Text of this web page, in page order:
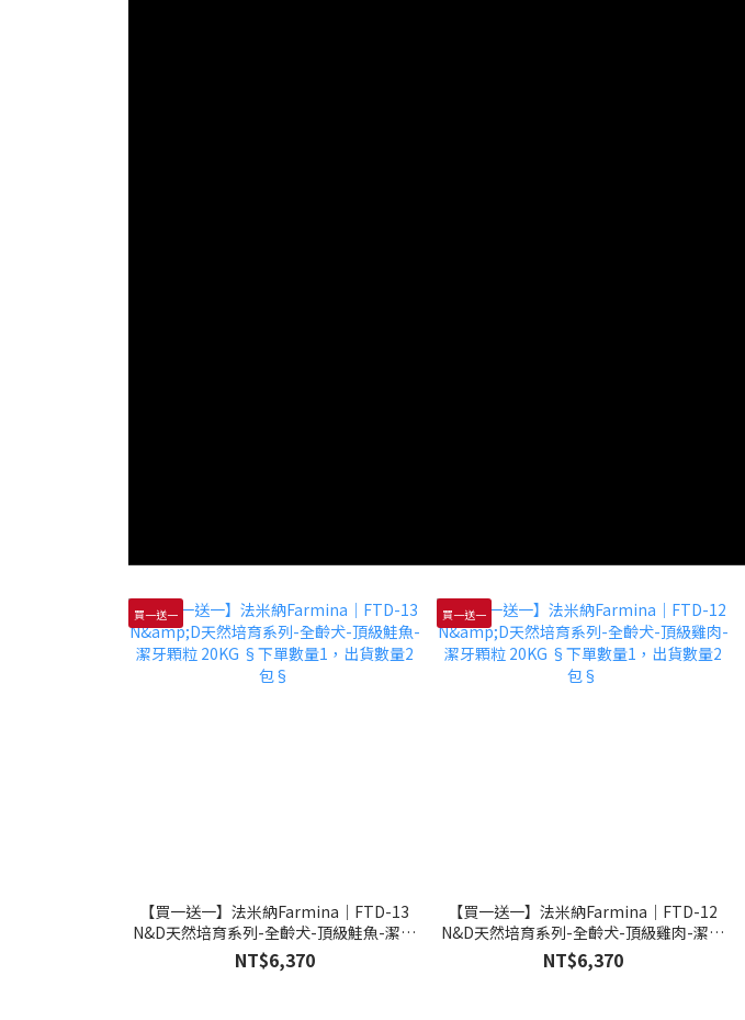
買一送一
【買一送一】法米納Farmina｜FTD-13
N&D天然培育系列-全齡犬-頂級鮭魚-潔牙
顆粒 20KG §下單數量1，出貨數量2包§
NT$6,370
買一送一
【買一送一】法米納Farmina｜FTD-12
N&D天然培育系列-全齡犬-頂級雞肉-潔牙
顆粒 20KG §下單數量1，出貨數量2包§
NT$6,370